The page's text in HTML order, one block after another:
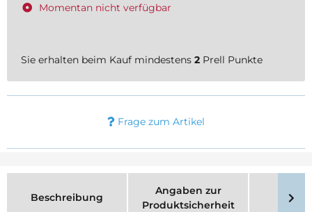
Momentan nicht verfügbar
Sie erhalten beim Kauf mindestens 2 Prell Punkte
Frage zum Artikel
Beschreibung
Angaben zur
Produktsicherheit